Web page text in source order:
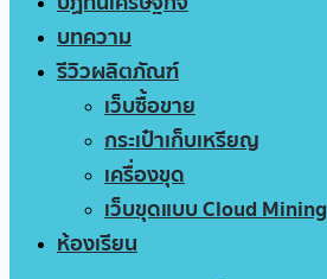
บทความ
รีวิวผลิตภัณฑ์
เว็บซื้อขาย
กระเป๋าเก็บเหรียญ
เครื่องขุด
เว็บขุดแบบ Cloud Mining
ห้องเรียน